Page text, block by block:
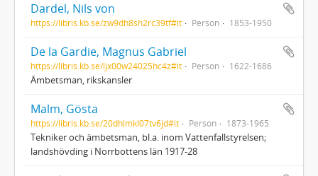
Dardel, Nils von
https://libris.kb.se/zw9dh8sh2rc39tf#it Person 1853-1950
De la Gardie, Magnus Gabriel
https://libris.kb.se/ljx00w24025hc4z#it Person 1622-1686
Ämbetsman, rikskansler
Malm, Gösta
https://libris.kb.se/20dhlmkl07tv6jd#it Person 1873-1965
Tekniker och ämbetsman, bl.a. inom Vattenfallstyrelsen;
landshövding i Norrbottens län 1917-28